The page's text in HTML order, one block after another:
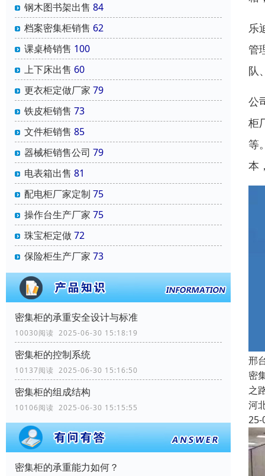
钢木图书架出售 84
档案密集柜销售 62
课桌椅销售 100
上下床出售 60
更衣柜定做厂家 79
铁皮柜销售 73
文件柜销售 85
器械柜销售公司 79
电表箱出售 81
配电柜厂家定制 75
操作台生产厂家 75
珠宝柜定做72
保险柜生产厂家 73
密集柜的承重安全设计与标准
10030阅读 2025-06-30 15:18:19
密集柜的控制系统
10137阅读 2025-06-30 15:16:50
密集柜的组成结构
10106阅读 2025-06-30 15:15:55
密集柜的承重能力如何？
乐
管
队
公
柜
等
本
邢
密
之
河
25-